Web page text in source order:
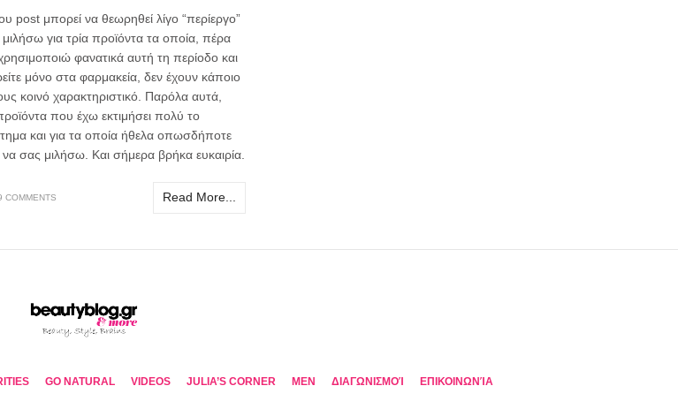
post μπορεί να θεωρηθεί λίγο “περίεργο”
μιλήσω για τρία προϊόντα τα οποία, πέρα
φανατικά αυτή τη περίοδο και
μόνο στα φαρμακεία, δεν έχουν κάποιο
κοινό χαρακτηριστικό. Παρόλα αυτά,
που έχω εκτιμήσει πολύ το
και για τα οποία ήθελα οπωσδήποτε
να σας μιλήσω. Και σήμερα βρήκα ευκαιρία.
COMMENTS Read More...
GO NATURAL VIDEOS JULIA’S CORNER MEN ΔΙΑΓΩΝΙΣΜΟΊ ΕΠΙΚΟΙΝΩΝΊΑ